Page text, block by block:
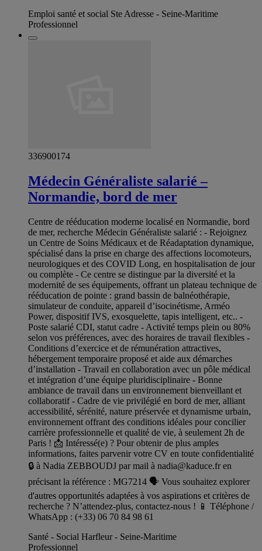
Emploi santé et social Ste Adresse - Seine-Maritime
Professionnel
336900174
Médecin Généraliste salarié –
Normandie, bord de mer
Centre de rééducation moderne localisé en Normandie, bord
de mer, recherche Médecin Généraliste salarié : - Rejoignez
un Centre de Soins Médicaux et de Réadaptation dynamique,
spécialisé dans la prise en charge des affections locomoteurs,
neurologiques et des COVID Long, en hospitalisation de jour
ou complète - Ce centre se distingue par la diversité et la
modernité de ses équipements, offrant un plateau technique de
rééducation de pointe : grand bassin de balnéothérapie,
simulateur de conduite, appareil d’isocinétisme, Arméo
Power, dispositif IVS, exosquelette, tapis intelligent, etc.. -
Poste salarié CDI, statut cadre - Activité temps plein ou 80%
selon vos préférences, avec des horaires de travail flexibles -
Conditions d’exercice et de rémunération attractives,
hébergement temporaire proposé et aide aux démarches
d’installation - Travail en collaboration avec un pôle médical
et intégration d’une équipe pluridisciplinaire - Bonne
ambiance de travail dans un environnement bienveillant et
collaboratif - Cadre de vie privilégié en bord de mer, alliant
accessibilité, sérénité, nature préservée et dynamisme urbain,
environnement offrant des conditions idéales pour concilier
carrière professionnelle et qualité de vie, à seulement 2h de
Paris ! 📩 Intéressé(e) ? Pour obtenir de plus amples
informations, faites parvenir votre CV en toute confidentialité
🔒 à Nadia ZEBBOUDJ par mail à nadia@kaduce.fren
précisant la référence : MG7214 🗣️ Vous souhaitez explorer
d'autres opportunités adaptées à vos aspirations et critères de
recherche ? N’attendez-plus, contactez-nous ! 📱 Téléphone /
WhatsApp : (+33) 06 70 84 98 61
Santé - Social Harfleur - Seine-Maritime
Professionnel